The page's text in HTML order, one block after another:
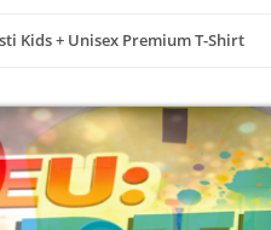
Kids + Unisex Premium T-Shirt